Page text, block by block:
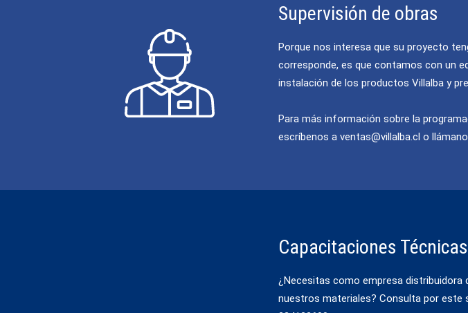
Supervisión de obras
Porque nos interesa que su proyecto
corresponde, es que contamos con un
instalación de los productos Villalba y
Para más información sobre la
escríbenos a ventas@villalba.cl o
Capacitaciones Técnicas
¿Necesitas como empresa
nuestros materiales? Consulta por este